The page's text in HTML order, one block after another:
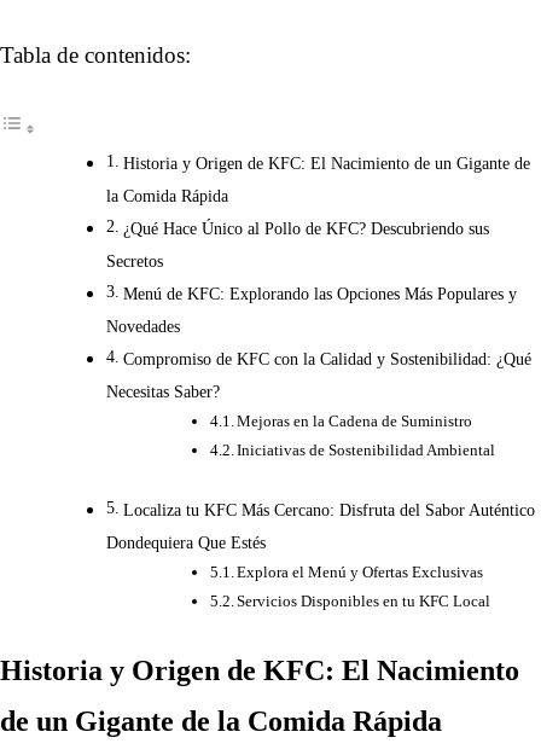
Tabla de contenidos:
Historia y Origen de KFC: El Nacimiento de un Gigante de
la Comida Rápida
¿Qué Hace Único al Pollo de KFC? Descubriendo sus
Secretos
Menú de KFC: Explorando las Opciones Más Populares y
Novedades
Compromiso de KFC con la Calidad y Sostenibilidad: ¿Qué
Necesitas Saber?
Mejoras en la Cadena de Suministro
Iniciativas de Sostenibilidad Ambiental
Localiza tu KFC Más Cercano: Disfruta del Sabor Auténtico
Dondequiera Que Estés
Explora el Menú y Ofertas Exclusivas
Servicios Disponibles en tu KFC Local
Historia y Origen de KFC: El Nacimiento
de un Gigante de la Comida Rápida